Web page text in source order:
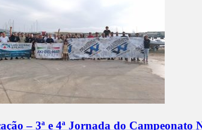
– 3ª e 4ª Jornada do Campeonato